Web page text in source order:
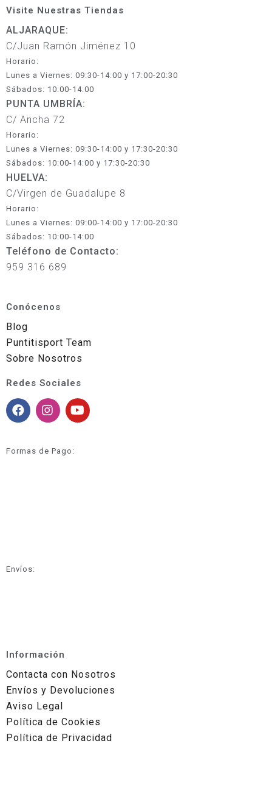
Visite Nuestras Tiendas
ALJARAQUE:
C/Juan Ramón Jiménez 10
Horario:
Lunes a Viernes: 09:30-14:00 y 17:00-20:30
Sábados: 10:00-14:00
PUNTA UMBRÍA:
C/ Ancha 72
Horario:
Lunes a Viernes: 09:30-14:00 y 17:30-20:30
Sábados: 10:00-14:00 y 17:30-20:30
HUELVA:
C/Virgen de Guadalupe 8
Horario:
Lunes a Viernes: 09:00-14:00 y 17:00-20:30
Sábados: 10:00-14:00
Teléfono de Contacto:
959 316 689
Conócenos
Blog
Puntitisport Team
Sobre Nosotros
Redes Sociales
Formas de Pago:
Envíos:
Información
Contacta con Nosotros
Envíos y Devoluciones
Aviso Legal
Política de Cookies
Política de Privacidad